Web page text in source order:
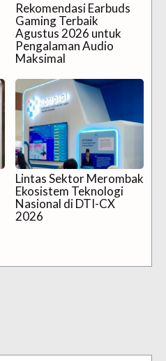
Rekomendasi Earbuds
Gaming Terbaik
Agustus 2026 untuk
Pengalaman Audio
Maksimal
Lintas Sektor Merombak
Ekosistem Teknologi
Nasional di DTI-CX
2026